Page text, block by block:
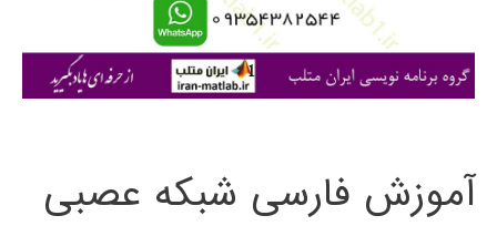
ی
آموزش فارسی شبکه عصبی